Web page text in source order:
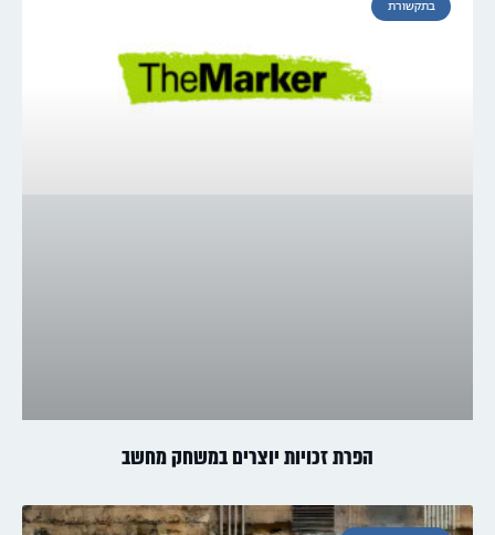
בתקשורת
הפרת זכויות יוצרים במשחק מחשב